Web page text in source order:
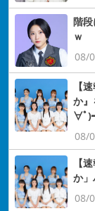
階
ｗ
08/
【
か
∀ﾟ
08/
【
か
08/